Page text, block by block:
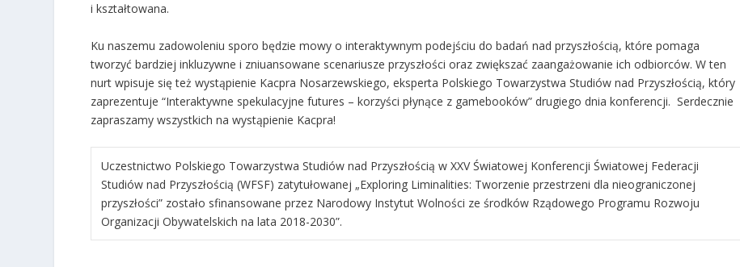
i kształtowana.
Ku naszemu zadowoleniu sporo będzie mowy o interaktywnym podejściu do badań nad przyszłością, które pomaga
tworzyć bardziej inkluzywne i zniuansowane scenariusze przyszłości oraz zwiększać zaangażowanie ich odbiorców. W ten
nurt wpisuje się też wystąpienie Kacpra Nosarzewskiego, eksperta Polskiego Towarzystwa Studiów nad Przyszłością, który
zaprezentuje “Interaktywne spekulacyjne futures – korzyści płynące z gamebooków” drugiego dnia konferencji. Serdecznie
zapraszamy wszystkich na wystąpienie Kacpra!
Uczestnictwo Polskiego Towarzystwa Studiów nad Przyszłością w XXV Światowej Konferencji Światowej Federacji
Studiów nad Przyszłością (WFSF) zatytułowanej „Exploring Liminalities: Tworzenie przestrzeni dla nieograniczonej
przyszłości” zostało sfinansowane przez Narodowy Instytut Wolności ze środków Rządowego Programu Rozwoju
Organizacji Obywatelskich na lata 2018-2030”.